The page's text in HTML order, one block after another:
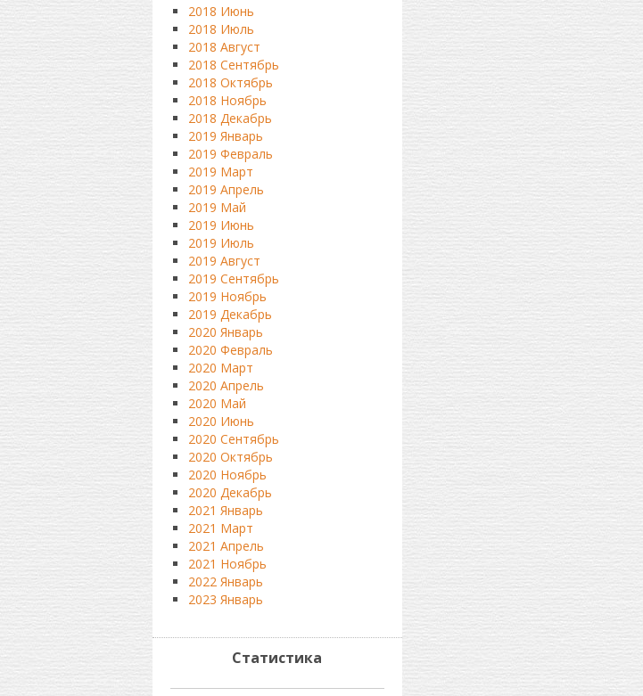
2018 Июнь
2018 Июль
2018 Август
2018 Сентябрь
2018 Октябрь
2018 Ноябрь
2018 Декабрь
2019 Январь
2019 Февраль
2019 Март
2019 Апрель
2019 Май
2019 Июнь
2019 Июль
2019 Август
2019 Сентябрь
2019 Ноябрь
2019 Декабрь
2020 Январь
2020 Февраль
2020 Март
2020 Апрель
2020 Май
2020 Июнь
2020 Сентябрь
2020 Октябрь
2020 Ноябрь
2020 Декабрь
2021 Январь
2021 Март
2021 Апрель
2021 Ноябрь
2022 Январь
2023 Январь
Статистика